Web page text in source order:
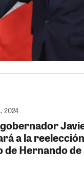
2024
a la
de Hernando